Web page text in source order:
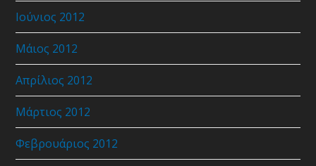
Ιούνιος 2012
Μάιος 2012
Απρίλιος 2012
Μάρτιος 2012
Φεβρουάριος 2012